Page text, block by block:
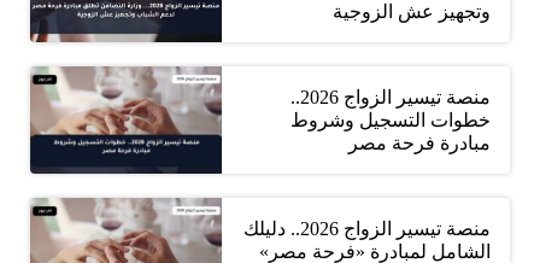
وتجهيز عش الزوجية
منصة تيسير الزواج 2026..
خطوات التسجيل وشروط
مبادرة فرحة مصر
منصة تيسير الزواج 2026.. دليلك
الشامل لمبادرة «فرحة مصر»